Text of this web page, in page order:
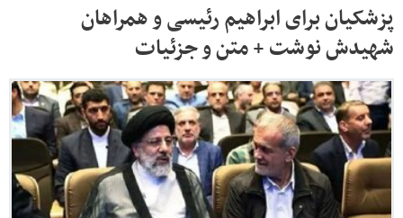
پزشکیان برای ابراهیم رئیسی و همراهان
شهیدش نوشت + متن و جزئیات